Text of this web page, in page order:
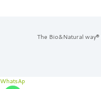
The Bio&Natural
WhatsAp